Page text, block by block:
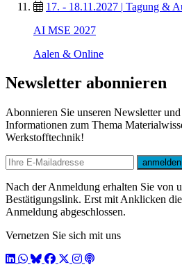
17. - 18.11.2027 | Tagung &
AI MSE 2027
Aalen & Online
Newsletter abonnieren
Abonnieren Sie unseren Newsletter
Informationen zum Thema
Werkstofftechnik!
E-mail
anmelden
Nach der Anmeldung erhalten Sie von
Bestätigungslink. Erst mit Anklicken
Anmeldung abgeschlossen.
Vernetzen Sie sich mit uns
LinkedIn
WhatsApp
BlueSky
Facebook
X / Twitter
Instagram
Podcast